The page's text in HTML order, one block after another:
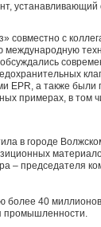
с
международную
EPR, а также
примерах, в том
в городе
– председателя
более 40
промышленности.